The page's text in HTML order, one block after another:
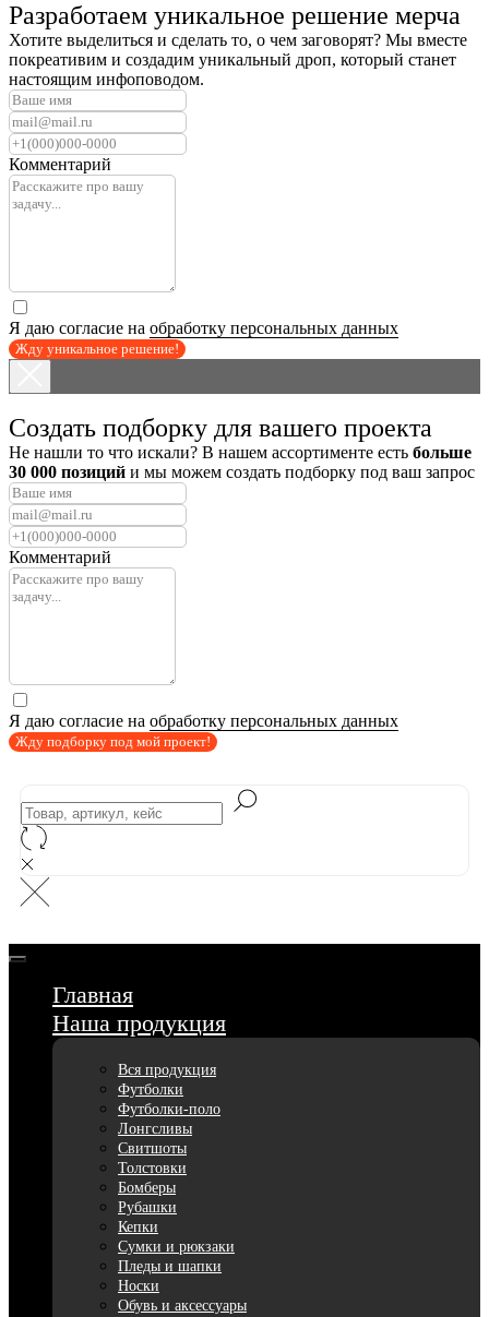
Разработаем уникальное решение мерча
Хотите выделиться и сделать то, о чем заговорят? Мы вместе
покреативим и создадим уникальный дроп, который станет
настоящим инфоповодом.
Комментарий
Я даю согласие на обработку персональных данных
Жду уникальное решение!
Создать подборку для вашего проекта
Не нашли то что искали? В нашем ассортименте есть больше
30 000 позиций и мы можем создать подборку под ваш запрос
Комментарий
Я даю согласие на обработку персональных данных
Жду подборку под мой проект!
Главная
Наша продукция
Вся продукция
Футболки
Футболки-поло
Лонгсливы
Свитшоты
Толстовки
Бомберы
Рубашки
Кепки
Сумки и рюкзаки
Пледы и шапки
Носки
Обувь и аксессуары